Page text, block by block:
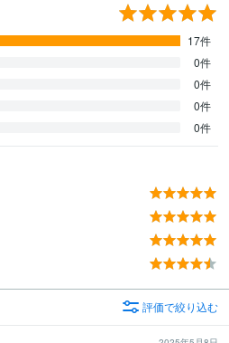
17件
0件
0件
0件
0件
評価で絞り込む